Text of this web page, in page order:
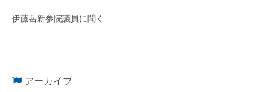
伊藤岳新参院議員に聞く
アーカイブ